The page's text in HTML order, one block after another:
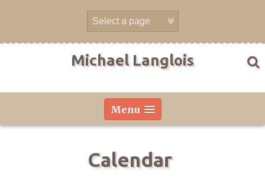
Michael Langlois
Menu
Calendar